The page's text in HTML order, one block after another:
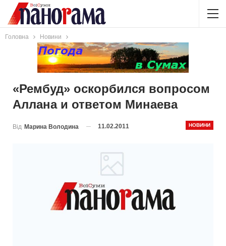
Головна Новини
«Рембуд» оскорбился вопросом
Аллана и ответом Минаева
НОВИНИ
Від Марина Володина 11.02.2011